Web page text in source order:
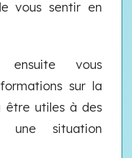
vous sentir en
ensuite vous
sur la
être utiles à des
une situation